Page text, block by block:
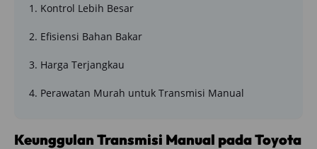
1. Kontrol Lebih Besar
2. Efisiensi Bahan Bakar
3. Harga Terjangkau
4. Perawatan Murah untuk Transmisi Manual
Keunggulan Transmisi Manual pada Toyota